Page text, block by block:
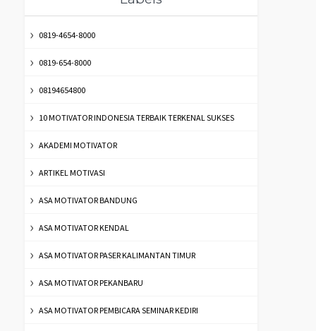
0819-4654-8000
0819-654-8000
08194654800
10 MOTIVATOR INDONESIA TERBAIK TERKENAL SUKSES
AKADEMI MOTIVATOR
ARTIKEL MOTIVASI
ASA MOTIVATOR BANDUNG
ASA MOTIVATOR KENDAL
ASA MOTIVATOR PASER KALIMANTAN TIMUR
ASA MOTIVATOR PEKANBARU
ASA MOTIVATOR PEMBICARA SEMINAR KEDIRI